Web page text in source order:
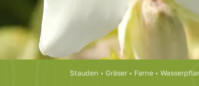
Stauden • Gräser • Farne •